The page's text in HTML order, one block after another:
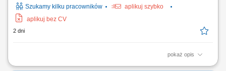
Szukamy kilku pracowników
aplikuj szybko
aplikuj bez CV
2 dni
pokaż opis
Twój Zakres Działania: Prowadzenie własnej działalności gospodarczej